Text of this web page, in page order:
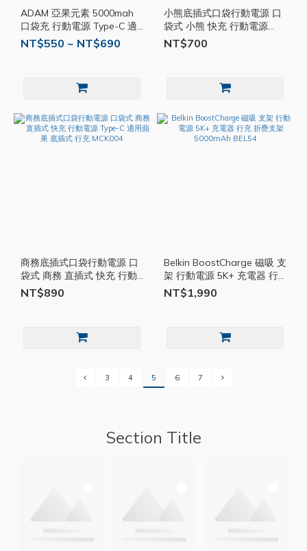
ADAM 亞果元素 5000mah
口袋充 行動電源 Type-C 適
用蘋果接口 隨充 行充 支架
NT$550 ~ NT$690
小熊底插式口袋行動電源 口
袋式 小熊 快充 行動電源
Type-C 適用蘋果 直插式 行
NT$700
商務底插式口袋行動電源 口
袋式 商務 直插式 快充 行動
電源 Type-C 適用蘋果 底插
NT$890
Belkin BoostCharge 磁吸 支
架 行動電源 5K+ 充電器 行
充 折疊支架 5000mAh
BEL54
NT$1,990
3 4 5 6 7
Section Title